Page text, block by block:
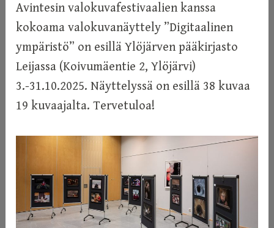
Avintesin valokuvafestivaalien kanssa
kokoama valokuvanäyttely ”Digitaalinen
ympäristö” on esillä Ylöjärven pääkirjasto
Leijassa (Koivumäentie 2, Ylöjärvi)
3.-31.10.2025. Näyttelyssä on esillä 38 kuvaa
19 kuvaajalta. Tervetuloa!